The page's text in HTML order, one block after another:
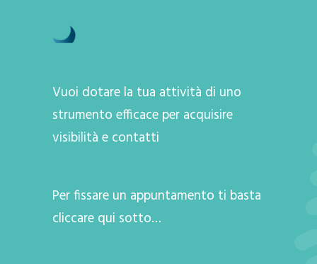
Vuoi dotare la tua attività di uno
strumento efficace per acquisire
visibilità e contatti
Per fissare un appuntamento ti basta
cliccare qui sotto…